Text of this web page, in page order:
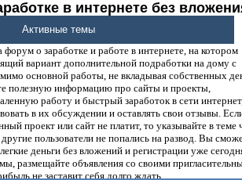
в интернете без
денег.
о заработке и работе в интернете, на котором
вариант дополнительной подработки на дому с
основной работы, не вкладывая собственных
полезную информацию про сайты и проекты,
работу и быстрый заработок в сети
в их обсуждении и оставлять свои отзывы.
проект или сайт не платит, то указывайте в теме
пользователи не попались на развод. Вы
деньги без вложений и регистрации уже
размещайте объявления со своими
не заставит себя долго ждать.
Активные темы